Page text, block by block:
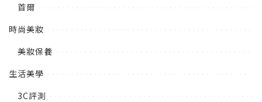
首爾
時尚美妝
美妝保養
生活美學
3C評測